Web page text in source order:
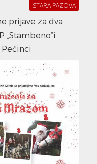
STARA PAZOVA
prijave za dva
„Stambeno“i